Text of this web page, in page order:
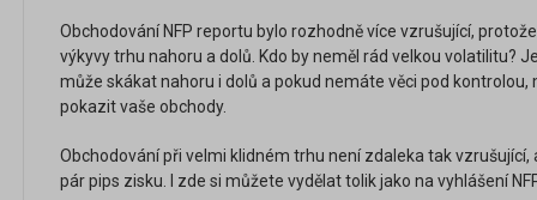
Obchodování NFP reportu bylo rozhodně více vzrušující,
výkyvy trhu nahoru a dolů. Kdo by neměl rád velkou volatilitu?
může skákat nahoru i dolů a pokud nemáte věci pod
pokazit vaše obchody.
Obchodování při velmi klidném trhu není zdaleka tak
pár pips zisku. I zde si můžete vydělat tolik jako na vyhlášení